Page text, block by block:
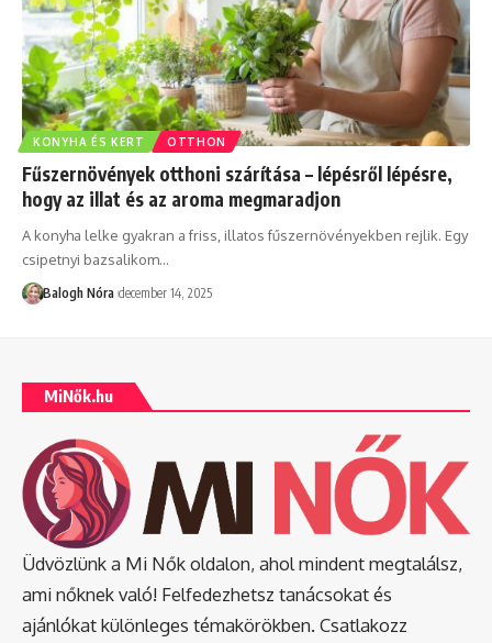
KONYHA ÉS KERT OTTHON
Fűszernövények otthoni szárítása – lépésről lépésre,
hogy az illat és az aroma megmaradjon
A konyha lelke gyakran a friss, illatos fűszernövényekben rejlik. Egy
csipetnyi bazsalikom…
Balogh Nóra december 14, 2025
MiNők.hu
Üdvözlünk a Mi Nők oldalon, ahol mindent megtalálsz,
ami nőknek való! Felfedezhetsz tanácsokat és
ajánlókat különleges témakörökben. Csatlakozz